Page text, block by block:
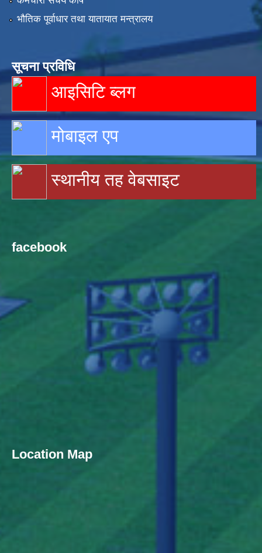
भौतिक पूर्वाधार तथा यातायात मन्त्रालय
सूचना प्रविधि
आइसिटि ब्लग
मोबाइल एप
स्थानीय तह वेबसाइट
facebook
Location Map